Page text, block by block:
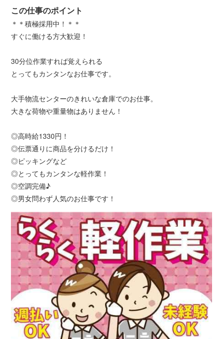
この仕事のポイント
＊＊積極採用中！＊＊
すぐに働ける方大歓迎！
30分位作業すれば覚えられる
とってもカンタンなお仕事です。
大手物流センターのきれいな倉庫でのお仕事。
大きな荷物や重量物はありません！
◎高時給1330円！
◎伝票通りに商品を分けるだけ！
◎ピッキングなど
◎とってもカンタンな軽作業！
◎空調完備♪
◎男女問わず人気のお仕事です！